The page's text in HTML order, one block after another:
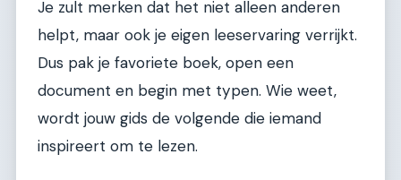
Je zult merken dat het niet alleen anderen
helpt, maar ook je eigen leeservaring verrijkt.
Dus pak je favoriete boek, open een
document en begin met typen. Wie weet,
wordt jouw gids de volgende die iemand
inspireert om te lezen.